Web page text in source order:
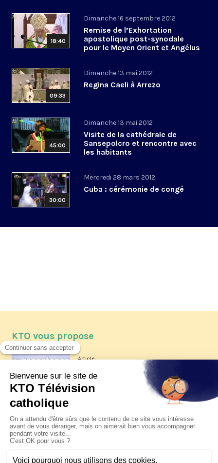
18:40
Dimanche 16 septembre 2012
Remise de l’Exhortation
apostolique post-synodale
pour le Moyen Orient et Angélus
09:33
Dimanche 13 mai 2012
Regina Caeli à Arrezo
45:00
Dimanche 13 mai 2012
Visite de la cathédrale de
Sansepolcro et rencontre avec
les habitants
30:00
Mercredi 28 mars 2012
Cuba : cérémonie de congé
KTO vous propose
Article
Les reportages d'été 2026 de KTO
La visite pastorale du pape Léon
XIV à Assise à suivre sur KTO le
jeudi 6 août